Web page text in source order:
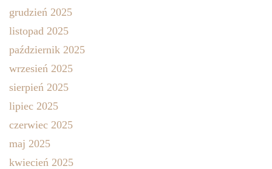
grudzień 2025
listopad 2025
październik 2025
wrzesień 2025
sierpień 2025
lipiec 2025
czerwiec 2025
maj 2025
kwiecień 2025